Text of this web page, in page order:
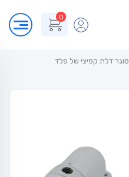
0
סוגר דלת קפיצי של פלד